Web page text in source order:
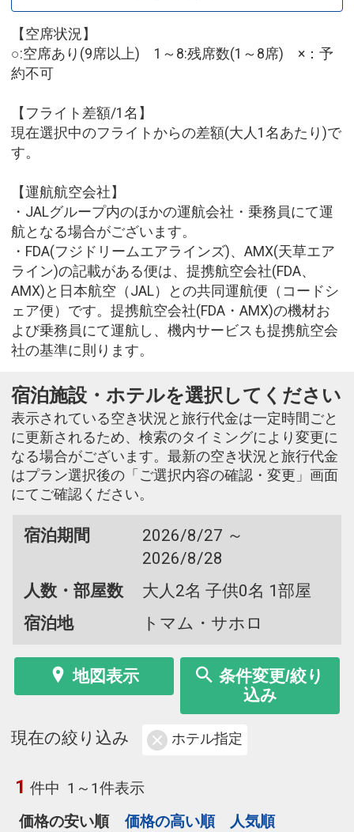
【空席状況】
○:空席あり(9席以上) 1～8:残席数(1～8席) ×：予
約不可
【フライト差額/1名】
現在選択中のフライトからの差額(大人1名あたり)で
す。
【運航航空会社】
・JALグループ内のほかの運航会社・乗務員にて運
航となる場合がございます。
・FDA(フジドリームエアラインズ)、AMX(天草エア
ライン)の記載がある便は、提携航空会社(FDA、
AMX)と日本航空（JAL）との共同運航便（コードシ
ェア便）です。提携航空会社(FDA・AMX)の機材お
よび乗務員にて運航し、機内サービスも提携航空会
社の基準に則ります。
宿泊施設・ホテルを選択してください
表示されている空き状況と旅行代金は一定時間ごと
に更新されるため、検索のタイミングにより変更に
なる場合がございます。最新の空き状況と旅行代金
はプラン選択後の「ご選択内容の確認・変更」画面
にてご確認ください。
宿泊期間
2026/8/27 ～
2026/8/28
人数・部屋数
大人2名 子供0名 1部屋
宿泊地
トマム・サホロ
地図表示
条件変更/絞り
込み
現在の絞り込み ホテル指定
1 件中 1～1件表示
価格の安い順
価格の高い順 人気順